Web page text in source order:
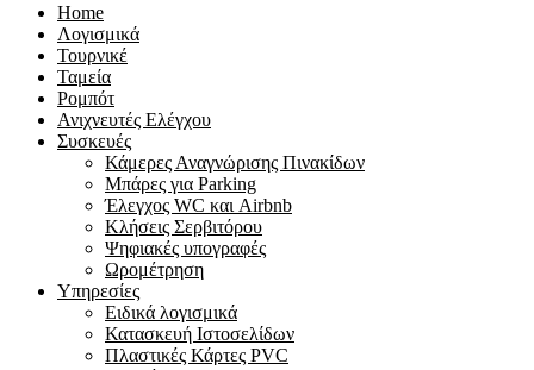
Home
Λογισμικά
Τουρνικέ
Ταμεία
Ρομπότ
Ανιχνευτές Ελέγχου
Συσκευές
Κάμερες Αναγνώρισης Πινακίδων
Μπάρες για Parking
Έλεγχος WC και Airbnb
Κλήσεις Σερβιτόρου
Ψηφιακές υπογραφές
Ωρομέτρηση
Υπηρεσίες
Ειδικά λογισμικά
Κατασκευή Ιστοσελίδων
Πλαστικές Κάρτες PVC